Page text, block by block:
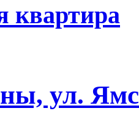
квартира
ул.